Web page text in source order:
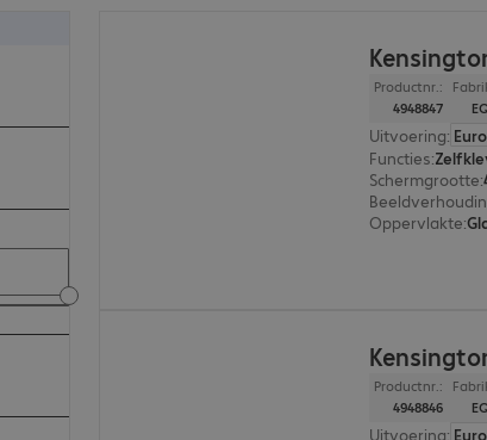
Productnr.:
4948847
Uitvoering:
Functies:
Schermgrootte:
Oppervlakte:
Productnr.:
4948846
Uitvoering: